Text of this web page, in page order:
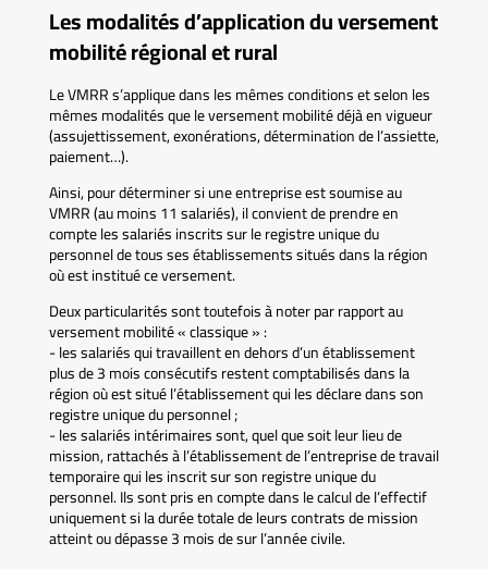
Les modalités d’application du versement
mobilité régional et rural
Le VMRR s’applique dans les mêmes conditions et selon les
mêmes modalités que le versement mobilité déjà en vigueur
(assujettissement, exonérations, détermination de l’assiette,
paiement…).
Ainsi, pour déterminer si une entreprise est soumise au
VMRR (au moins 11 salariés), il convient de prendre en
compte les salariés inscrits sur le registre unique du
personnel de tous ses établissements situés dans la région
où est institué ce versement.
Deux particularités sont toutefois à noter par rapport au
versement mobilité « classique » :
- les salariés qui travaillent en dehors d’un établissement
plus de 3 mois consécutifs restent comptabilisés dans la
région où est situé l’établissement qui les déclare dans son
registre unique du personnel ;
- les salariés intérimaires sont, quel que soit leur lieu de
mission, rattachés à l’établissement de l’entreprise de travail
temporaire qui les inscrit sur son registre unique du
personnel. Ils sont pris en compte dans le calcul de l’effectif
uniquement si la durée totale de leurs contrats de mission
atteint ou dépasse 3 mois de sur l’année civile.